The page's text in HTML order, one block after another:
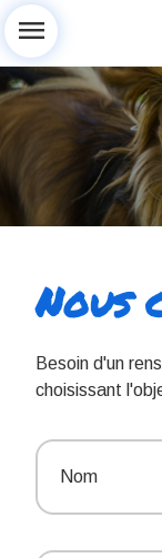
menu
Nous
Besoin d'un
choisissant